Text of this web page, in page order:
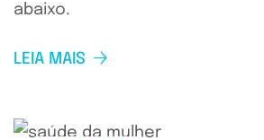
abaixo.
LEIA MAIS